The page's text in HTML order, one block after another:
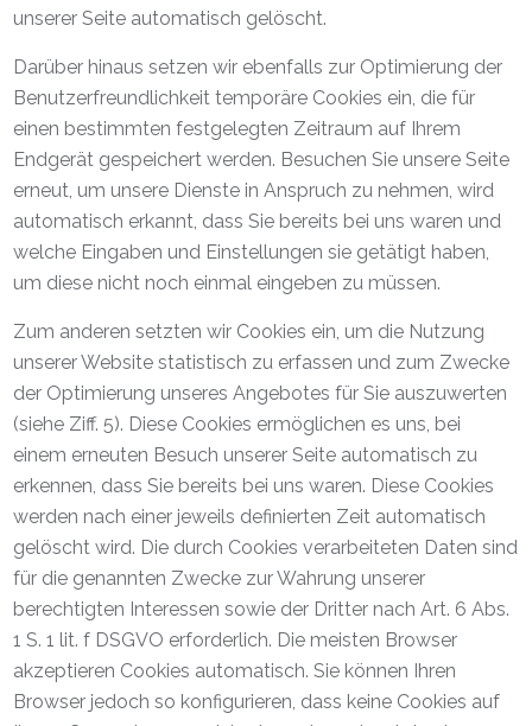
unserer Seite automatisch gelöscht.
Darüber hinaus setzen wir ebenfalls zur Optimierung der
Benutzerfreundlichkeit temporäre Cookies ein, die für
einen bestimmten festgelegten Zeitraum auf Ihrem
Endgerät gespeichert werden. Besuchen Sie unsere Seite
erneut, um unsere Dienste in Anspruch zu nehmen, wird
automatisch erkannt, dass Sie bereits bei uns waren und
welche Eingaben und Einstellungen sie getätigt haben,
um diese nicht noch einmal eingeben zu müssen.
Zum anderen setzten wir Cookies ein, um die Nutzung
unserer Website statistisch zu erfassen und zum Zwecke
der Optimierung unseres Angebotes für Sie auszuwerten
(siehe Ziff. 5). Diese Cookies ermöglichen es uns, bei
einem erneuten Besuch unserer Seite automatisch zu
erkennen, dass Sie bereits bei uns waren. Diese Cookies
werden nach einer jeweils definierten Zeit automatisch
gelöscht wird. Die durch Cookies verarbeiteten Daten sind
für die genannten Zwecke zur Wahrung unserer
berechtigten Interessen sowie der Dritter nach Art. 6 Abs.
1 S. 1 lit. f DSGVO erforderlich. Die meisten Browser
akzeptieren Cookies automatisch. Sie können Ihren
Browser jedoch so konfigurieren, dass keine Cookies auf